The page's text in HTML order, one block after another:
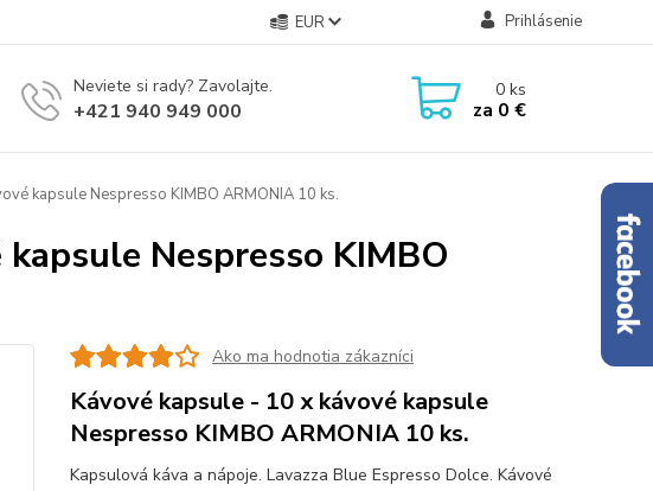
EUR Prihlásenie
Neviete si rady? Zavolajte.
+421 940 949 000
0ks
za 0 €
kapsule Nespresso KIMBO ARMONIA 10 ks.
Nespresso KIMBO
Ako ma hodnotia zákazníci
Kávové kapsule - 10 x kávové kapsule
Nespresso KIMBO ARMONIA 10 ks.
Kapsulová káva a nápoje. Lavazza Blue Espresso Dolce. Kávové